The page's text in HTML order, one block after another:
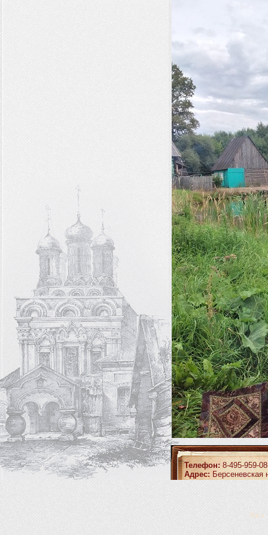
Телефон:8-495-959-
Адрес: Берсеневская